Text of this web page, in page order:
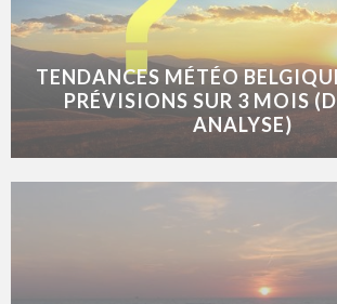
TENDANCES MÉTÉO
PRÉVISIONS SUR 3 MOIS
ANALYSE)